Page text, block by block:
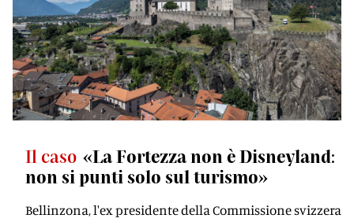
Il caso «La Fortezza non è Disneyland:
non si punti solo sul turismo»
Bellinzona, l'ex presidente della Commissione svizzera